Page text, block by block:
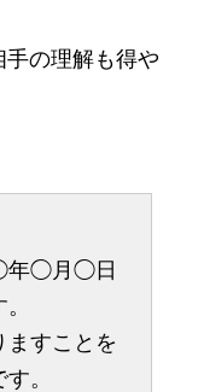
の理解も得や
年◯月◯日
ますことを
。